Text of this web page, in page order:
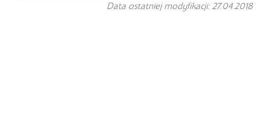
Data ostatniej modyfikacji: 27.04.2018